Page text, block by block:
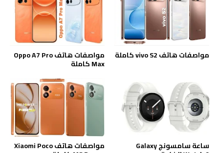
مواصفات هاتف vivo S2 كاملة مواصفات هاتف Oppo A7 Pro
Max كاملة
ساعة سامسونج Galaxy مواصفات هاتف Xiaomi Poco